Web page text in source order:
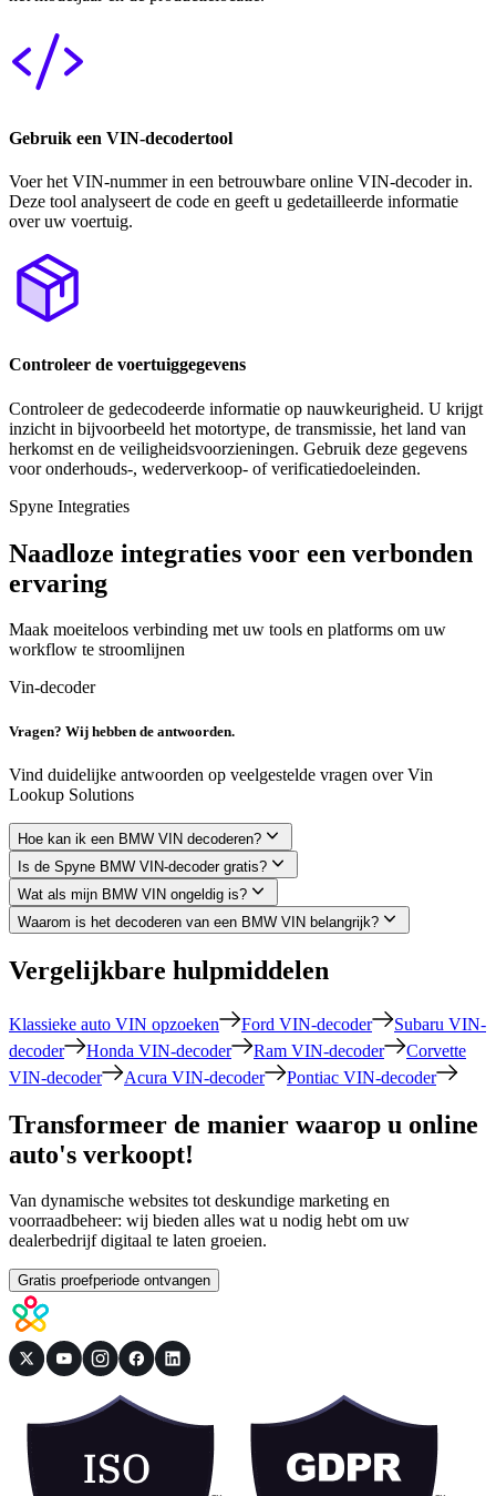
Gebruik een VIN-decodertool
Voer het VIN-nummer in een betrouwbare online VIN-decoder in.
Deze tool analyseert de code en geeft u gedetailleerde informatie
over uw voertuig.
Controleer de voertuiggegevens
Controleer de gedecodeerde informatie op nauwkeurigheid. U krijgt
inzicht in bijvoorbeeld het motortype, de transmissie, het land van
herkomst en de veiligheidsvoorzieningen. Gebruik deze gegevens
voor onderhouds-, wederverkoop- of verificatiedoeleinden.
Spyne Integraties
Naadloze integraties voor een verbonden
ervaring
Maak moeiteloos verbinding met uw tools en platforms om uw
workflow te stroomlijnen
Vin-decoder
Vragen? Wij hebben de antwoorden.
Vind duidelijke antwoorden op veelgestelde vragen over Vin
Lookup Solutions
Hoe kan ik een BMW VIN decoderen?
Is de Spyne BMW VIN-decoder gratis?
Wat als mijn BMW VIN ongeldig is?
Waarom is het decoderen van een BMW VIN belangrijk?
Vergelijkbare hulpmiddelen
Klassieke auto VIN opzoeken Ford VIN-decoder
Subaru VIN-
decoder
Honda VIN-decoder Ram VIN-decoder
Corvette
VIN-decoder
Acura VIN-decoder Pontiac VIN-decoder
Transformeer de manier waarop u online
auto's verkoopt!
Van dynamische websites tot deskundige marketing en
voorraadbeheer: wij bieden alles wat u nodig hebt om uw
dealerbedrijf digitaal te laten groeien.
Gratis proefperiode ontvangen